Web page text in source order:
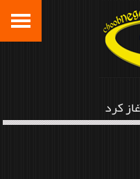
کرد